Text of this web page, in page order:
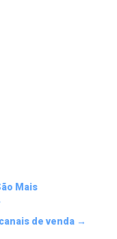
Mais
de venda →